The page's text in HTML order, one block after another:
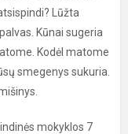
Lūžta
Kūnai sugeria
Kodėl matome
smegenys sukuria.
mokyklos 7